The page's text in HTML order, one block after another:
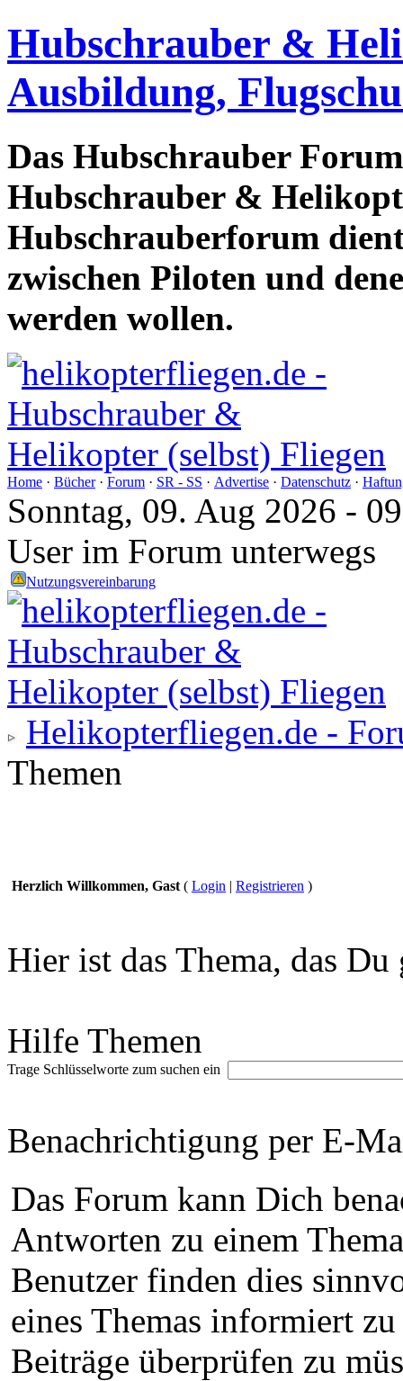
Hubschrauber &
Ausbildung,
Das Hubschrauber
Hubschrauber &
Hubschrauberforum
zwischen Piloten und
werden wollen.
Home · Bücher· Forum · SR - SS · Advertise · Datenschutz ·
Sonntag, 09. Aug 2026 -
User im Forum unterwegs
Nutzungsvereinbarung
Helikopterfliegen.de -
Themen
Herzlich Willkommen, Gast ( Login | Registrieren )
Hier ist das Thema, das Du
Hilfe Themen
Trage Schlüsselworte zum suchen ein
Benachrichtigung per E-
Das Forum kann Dich
Antworten zu einem
Benutzer finden dies
eines Themas informiert
Beiträge überprüfen zu